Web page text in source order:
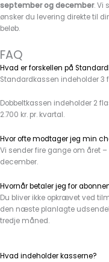
september og december. Vi
ønsker du levering direkte til
beløb.
FAQ
Hvad er forskellen på
Standardkassen indeholder 3
Dobbeltkassen indeholder 2
2.700 kr. pr. kvartal.
Hvor ofte modtager jeg min
Vi sender fire gange om året
december.
Hvornår betaler jeg for
Du bliver ikke opkrævet ved
den næste planlagte
tredje måned.
Hvad indeholder kasserne?